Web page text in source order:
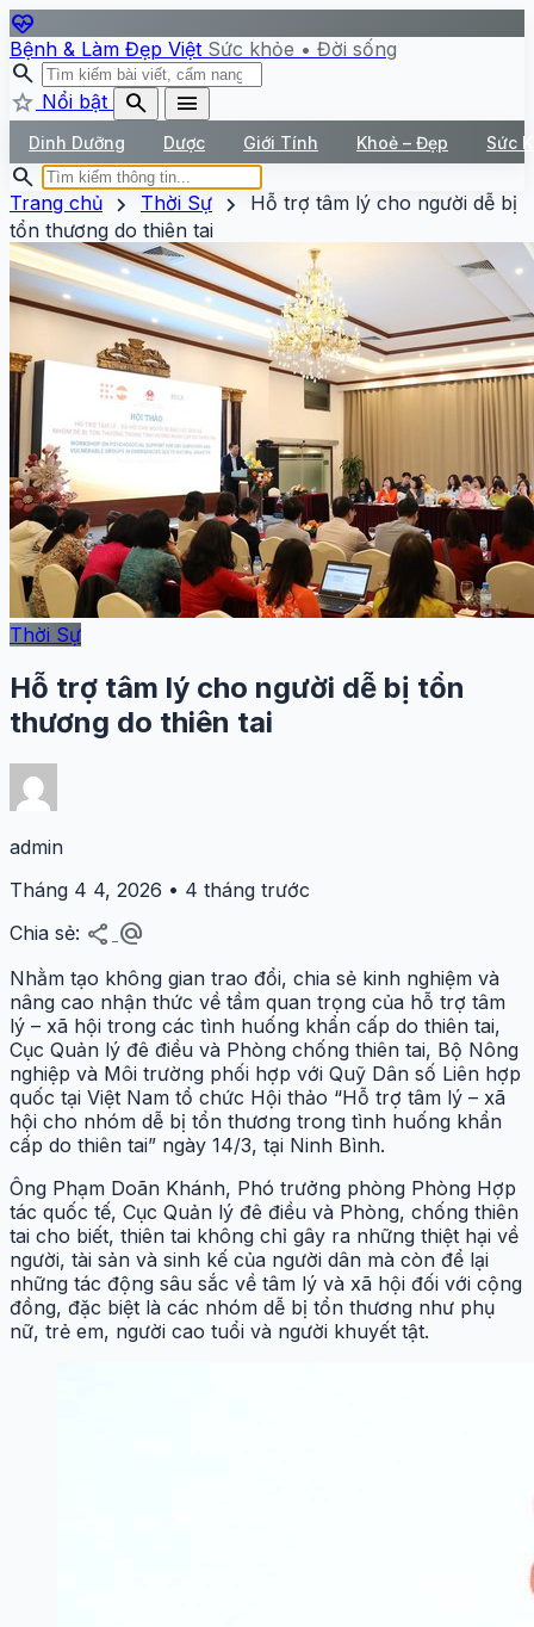
ecg_heart
Bệnh & Làm Đẹp Việt Sức khỏe • Đời sống
search
star Nổi bật search menu
Dinh Dưỡng Dược Giới Tính Khoẻ – Đẹp Sức
search
Trang chủ chevron_right Thời Sự chevron_right
Hỗ trợ tâm lý cho người dễ bị
tổn thương do thiên tai
Thời Sự
Hỗ trợ tâm lý cho người dễ bị tổn
thương do thiên tai
admin
Tháng 4 4, 2026 • 4 tháng trước
Chia sẻ: share alternate_email
Nhằm tạo không gian trao đổi, chia sẻ kinh nghiệm và
nâng cao nhận thức về tầm quan trọng của hỗ trợ tâm
lý – xã hội trong các tình huống khẩn cấp do thiên tai,
Cục Quản lý đê điều và Phòng chống thiên tai, Bộ Nông
nghiệp và Môi trường phối hợp với Quỹ Dân số Liên hợp
quốc tại Việt Nam tổ chức Hội thảo “Hỗ trợ tâm lý – xã
hội cho nhóm dễ bị tổn thương trong tình huống khẩn
cấp do thiên tai” ngày 14/3, tại Ninh Bình.
Ông Phạm Doãn Khánh, Phó trưởng phòng Phòng Hợp
tác quốc tế, Cục Quản lý đê điều và Phòng, chống thiên
tai cho biết, thiên tai không chỉ gây ra những thiệt hại về
người, tài sản và sinh kế của người dân mà còn để lại
những tác động sâu sắc về tâm lý và xã hội đối với cộng
đồng, đặc biệt là các nhóm dễ bị tổn thương như phụ
nữ, trẻ em, người cao tuổi và người khuyết tật.